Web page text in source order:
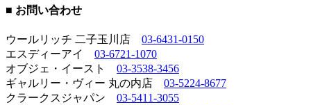
■ お問い合わせ
ウールリッチ 二子玉川店 03-6431-0150
エスディーアイ 03-6721-1070
オブジェ・イースト 03-3538-3456
ギャルリー・ヴィー 丸の内店 03-5224-8677
クラークスジャパン 03-5411-3055